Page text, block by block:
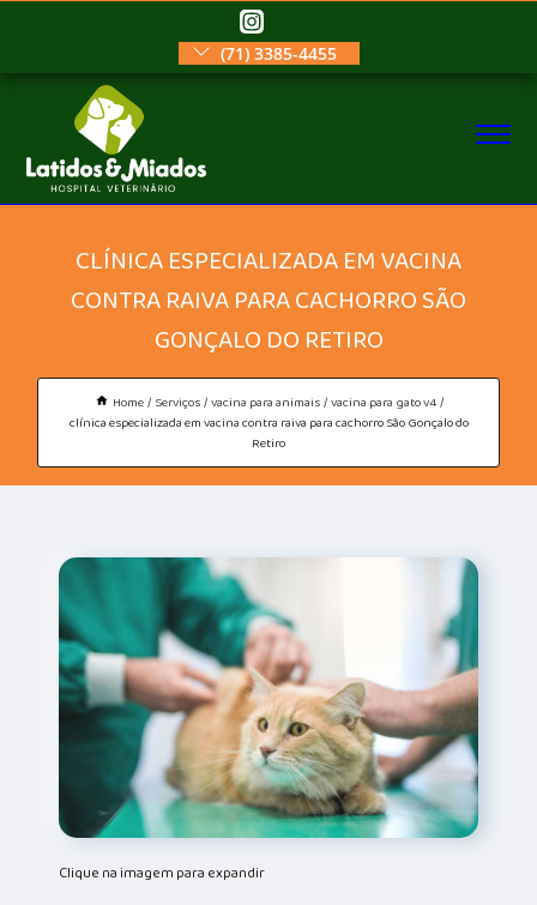
(71) 3385-4455
CLÍNICA ESPECIALIZADA EM VACINA
CONTRA RAIVA PARA CACHORRO SÃO
GONÇALO DO RETIRO
Home Serviços vacina para animais vacina para gato v4
clínica especializada em vacina contra raiva para cachorro São Gonçalo do
Retiro
Clique na imagem para expandir